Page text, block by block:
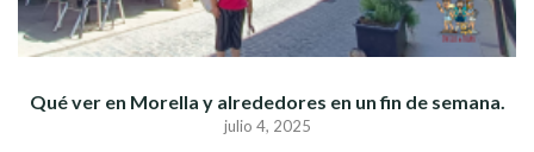
Qué ver en Morella y alrededores en un fin de semana.
julio 4, 2025